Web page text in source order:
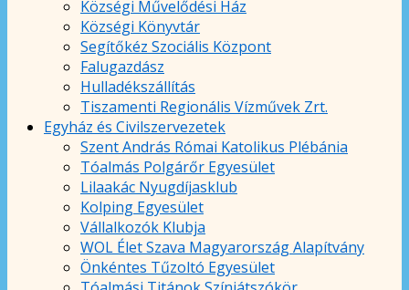
Községi Művelődési Ház
Községi Könyvtár
Segítőkéz Szociális Központ
Falugazdász
Hulladékszállítás
Tiszamenti Regionális Vízművek Zrt.
Egyház és Civilszervezetek
Szent András Római Katolikus Plébánia
Tóalmás Polgárőr Egyesület
Lilaakác Nyugdíjasklub
Kolping Egyesület
Vállalkozók Klubja
WOL Élet Szava Magyarország Alapítvány
Önkéntes Tűzoltó Egyesület